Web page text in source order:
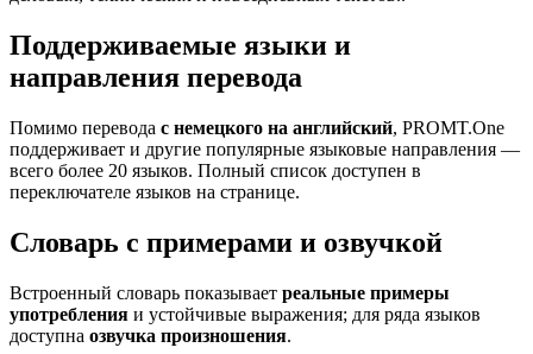
Поддерживаемые языки и
направления перевода
Помимо перевода с немецкого на английский, PROMT.One
поддерживает и другие популярные языковые направления —
всего более 20 языков. Полный список доступен в
переключателе языков на странице.
Словарь с примерами и озвучкой
Встроенный словарь показывает реальные примеры
употребления и устойчивые выражения; для ряда языков
доступна озвучка произношения.